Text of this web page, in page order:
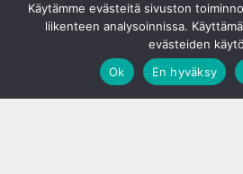
Käytämme evästeitä sivuston
liikenteen analysoinnissa.
evästeiden
Ok
En hyväksy